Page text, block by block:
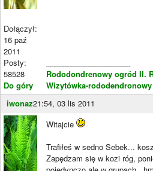
Dołączył:
16 paź
2011
Posty:
58528
Do góry
Rododondrenowy ogród II.
Wizytówka-
iwonaz21:54, 03 lis 2011
Witajcie
Trafiłeś w sedno Sebek...
Zapędzam się w kozi róg,